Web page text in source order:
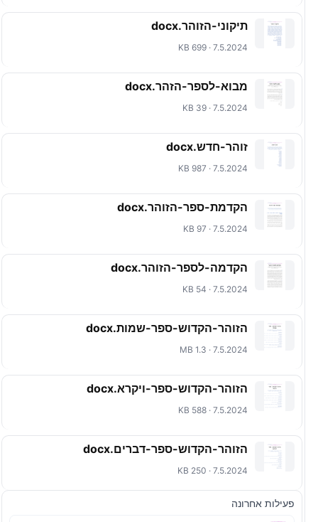
תיקוני-הזוהר.docx
7.5.2024 · 699 KB
מבוא-לספר-הזהר.docx
7.5.2024 · 39 KB
זוהר-חדש.docx
7.5.2024 · 987 KB
הקדמת-ספר-הזוהר.docx
7.5.2024 · 97 KB
הקדמה-לספר-הזוהר.docx
7.5.2024 · 54 KB
הזוהר-הקדוש-ספר-שמות.docx
7.5.2024 · 1.3 MB
הזוהר-הקדוש-ספר-ויקרא.docx
7.5.2024 · 588 KB
הזוהר-הקדוש-ספר-דברים.docx
7.5.2024 · 250 KB
פעילות אחרונה